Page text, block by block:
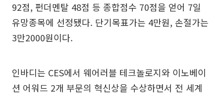
92점, 펀더멘탈 48점 등 종합점수 70점을 얻어 7일
유망종목에 선정됐다. 단기목표가는 4만원, 손절가는
3만2000원이다.
인바디는 CES에서 웨어러블 테크놀로지와 이노베이
션 어워드 2개 부문의 혁신상을 수상하면서 전 세계